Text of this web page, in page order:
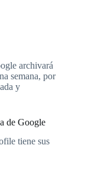
archivará
semana, por
y
de Google
tiene sus